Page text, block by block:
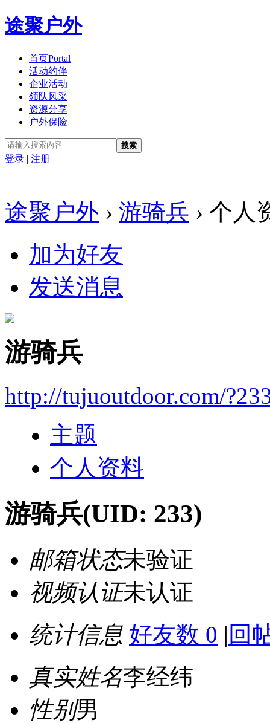
途聚户外
首页Portal
活动约伴
企业活动
领队风采
资源分享
户外保险
搜索
登录 | 注册
途聚户外 › 游骑兵 › 个人
加为好友
发送消息
游骑兵
http://tujuoutdoor.com/
主题
个人资料
游骑兵(UID: 233)
邮箱状态未验证
视频认证未认证
统计信息 好友数 0 | 回
真实姓名李经纬
性别男